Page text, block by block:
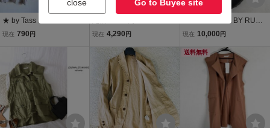
★ by Tass Standard バイ
タススタンダード 七分袖
現在 790 円
ャーナルスタンダード JO
ザーダブルジップベスト
チャコールグレー┃ブル
ゾン【2400015095547】
現在 4,290 円
M102△ AGILE BY RUCO
LINE アージレバイルコラ
ィース サイズ37 ブラック
黒 ベルクロ パイソン型押
し シューズ
現在 10,000 円
送料無料
close Go to Buyee site